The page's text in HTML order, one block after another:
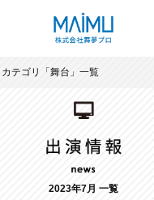
カテゴリ「舞台 」一覧
2023年7月 一覧